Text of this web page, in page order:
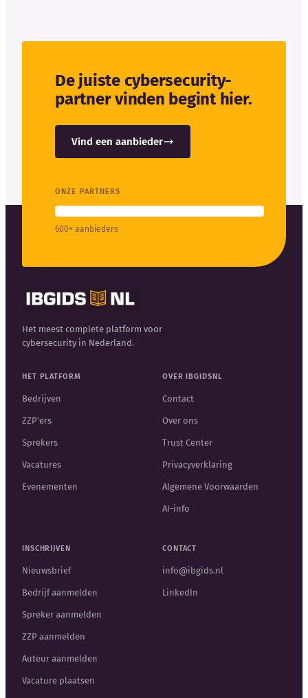
De juiste cybersecurity-
partner vinden begint hier.
Vind een aanbieder
ONZE PARTNERS
600+ aanbieders
Het meest complete platform voor
cybersecurity in Nederland.
HET PLATFORM
Bedrijven
ZZP'ers
Sprekers
Vacatures
Evenementen
OVER IBGIDSNL
Contact
Over ons
Trust Center
Privacyverklaring
Algemene Voorwaarden
AI-info
INSCHRIJVEN
Nieuwsbrief
Bedrijf aanmelden
Spreker aanmelden
ZZP aanmelden
Auteur aanmelden
Vacature plaatsen
CONTACT
info@ibgids.nl
LinkedIn